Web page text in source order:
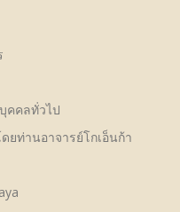
คคลทั่วไป
ท่านอาจารย์โกเอ็นก้า